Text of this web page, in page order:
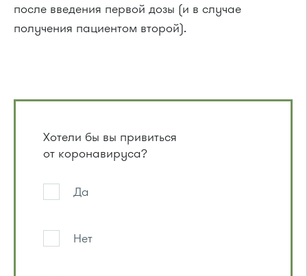
после введения первой дозы (и в случае
получения пациентом второй).
Хотели бы вы привиться
от коронавируса?
Да
Нет